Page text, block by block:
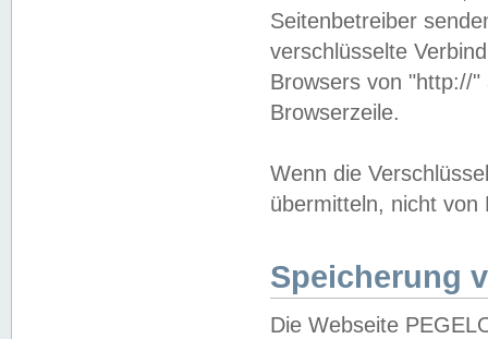
Seitenbetreiber
verschlüsselte
Browsers von "http://
Browserzeile.
Wenn die
übermitteln, nicht von
Speicherung
Die Webseite